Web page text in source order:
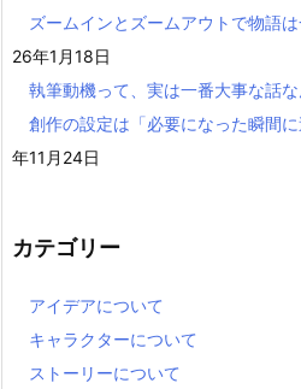
ズームインとズームアウトで物語
26年1月18日
執筆動機って、実は一番大事な話
創作の設定は「必要になった瞬間
年11月24日
カテゴリー
アイデアについて
キャラクターについて
ストーリーについて